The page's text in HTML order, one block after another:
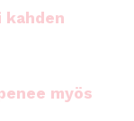
kahden
myös